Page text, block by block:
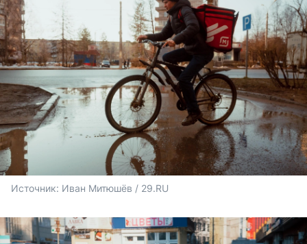
Источник: Иван Митюшёв / 29.RU